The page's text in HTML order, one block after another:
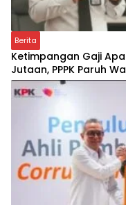
Berita
Ketimpangan Gaji
Jutaan, PPPK Paruh
Mana Keadilannya?